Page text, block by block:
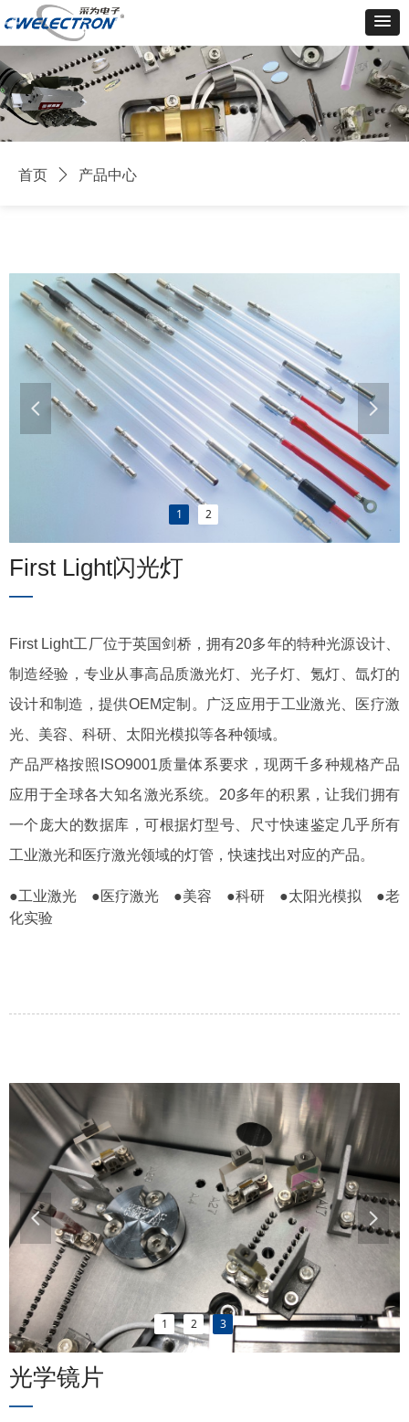
首页 ꄲ 产品中心
First Light闪光灯
—
First Light工厂位于英国剑桥，拥有20多年的特种光源设计、
制造经验，专业从事高品质激光灯、光子灯、氪灯、氙灯的
设计和制造，提供OEM定制。广泛应用于工业激光、医疗激
光、美容、科研、太阳光模拟等各种领域。
产品严格按照ISO9001质量体系要求，现两千多种规格产品
应用于全球各大知名激光系统。20多年的积累，让我们拥有
一个庞大的数据库，可根据灯型号、尺寸快速鉴定几乎所有
工业激光和医疗激光领域的灯管，快速找出对应的产品。
●工业激光 ●医疗激光 ●美容 ●科研 ●太阳光模拟 ●老
化实验
1 2
넳 넲
光学镜片
—
1 2 3
넳 넲